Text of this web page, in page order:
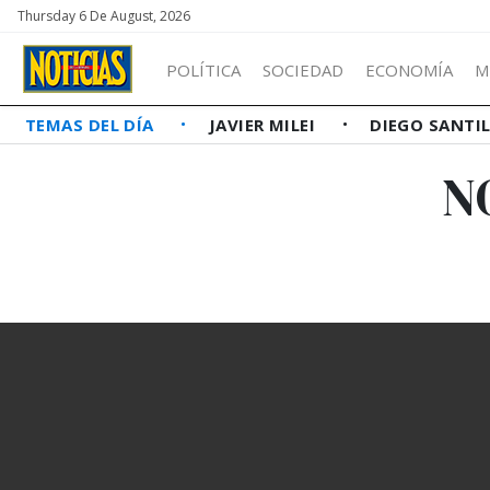
Thursday 6 De August, 2026
POLÍTICA SOCIEDAD ECONOMÍA
TEMAS DEL DÍA JAVIER MILEI DIEGO